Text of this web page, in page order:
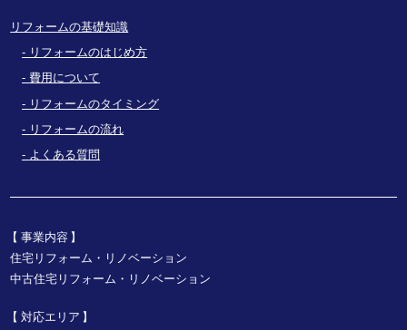
リフォームの基礎知識
リフォームのはじめ方
費用について
リフォームのタイミング
リフォームの流れ
よくある質問
事業内容
住宅リフォーム・リノベーション
中古住宅リフォーム・リノベーション
対応エリア